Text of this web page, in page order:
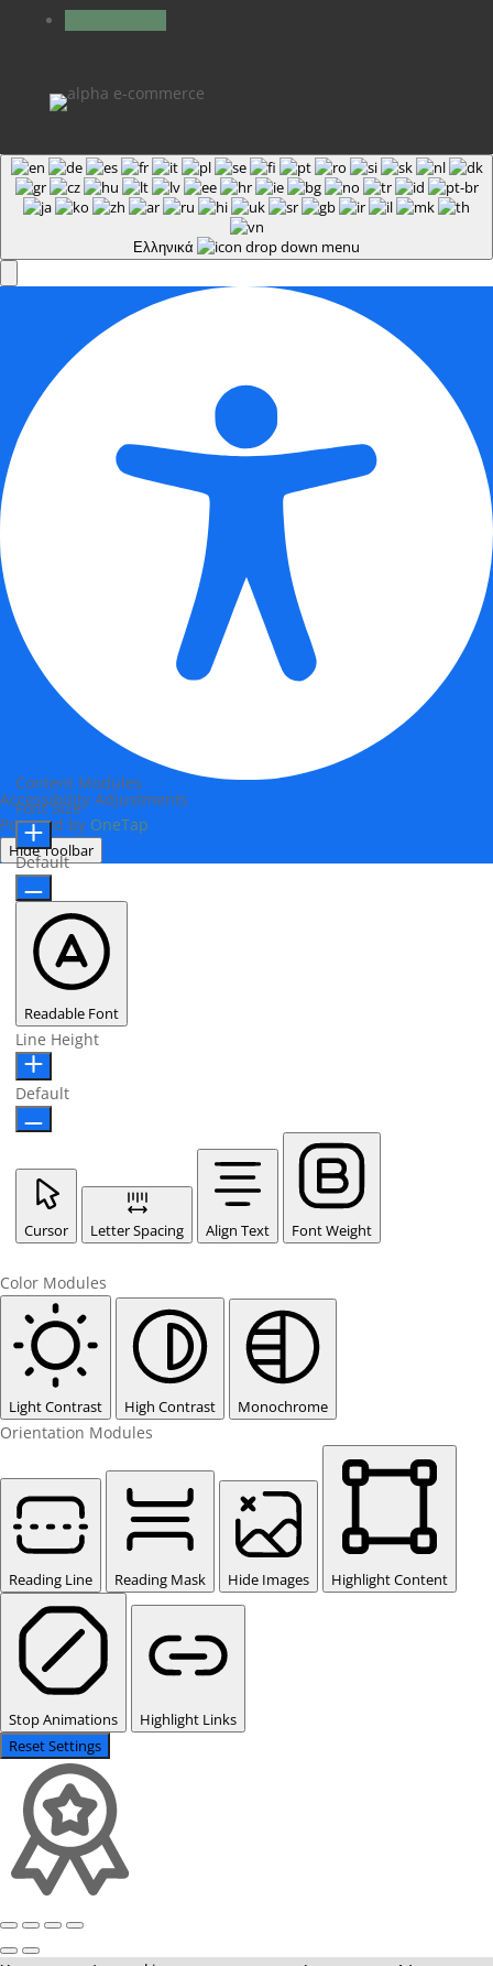
Ελληνικά
Accessibility Adjustments
Powered by OneTap
Hide Toolbar
Content Modules
Font Size
Default
Readable Font
Line Height
Default
Cursor Letter Spacing Align Text Font Weight
Color Modules
Light Contrast High Contrast Monochrome
Orientation Modules
Reading Line Reading Mask Hide Images Highlight Content
Stop Animations
Highlight Links
Reset Settings